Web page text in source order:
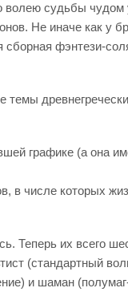
судьбы чудом
Не иначе как у
сборная фэнтези-
графике (а она
в числе которых
Теперь их всего
(стандартный
и шаман